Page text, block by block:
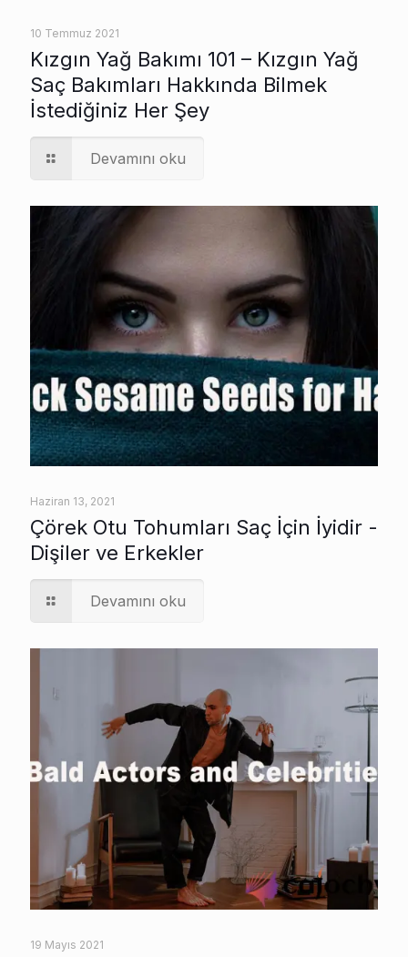
10 Temmuz 2021
Kızgın Yağ Bakımı 101 – Kızgın Yağ
Saç Bakımları Hakkında Bilmek
İstediğiniz Her Şey
Devamını oku
Haziran 13, 2021
Çörek Otu Tohumları Saç İçin İyidir -
Dişiler ve Erkekler
Devamını oku
19 Mayıs 2021